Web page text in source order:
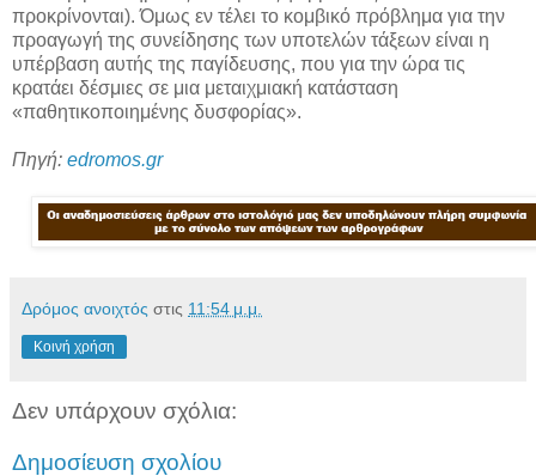
προκρίνονται). Όμως εν τέλει το κομβικό πρόβλημα για την
προαγωγή της συνείδησης των υποτελών τάξεων είναι η
υπέρβαση αυτής της παγίδευσης, που για την ώρα τις
κρατάει δέσμιες σε μια μεταιχμιακή κατάσταση
«παθητικοποιημένης δυσφορίας».
Πηγή: edromos.gr
Δρόμος ανοιχτός στις 11:54 μ.μ.
Κοινή χρήση
Δεν υπάρχουν σχόλια:
Δημοσίευση σχολίου